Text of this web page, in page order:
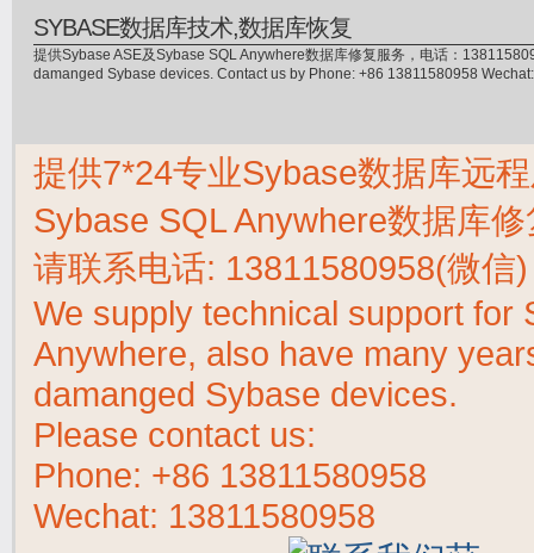
SYBASE数据库技术,数据库恢复
提供Sybase ASE及Sybase SQL Anywhere数据库修复服务，电话：
damanged Sybase devices. Contact us by Phone: +86 13811580958
提供7*24专业Sybase数据库远
Sybase SQL Anywhere数据库
请联系电话: 13811580958(微信
We supply technical support for
Anywhere, also have many
damanged Sybase devices.
Please contact us:
Phone: +86 13811580958
Wechat: 13811580958